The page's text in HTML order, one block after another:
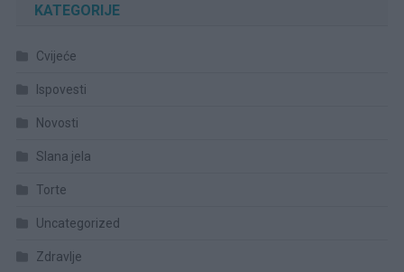
KATEGORIJE
Cvijeće
Ispovesti
Novosti
Slana jela
Torte
Uncategorized
Zdravlje